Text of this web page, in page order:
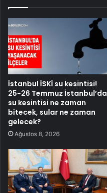
İstanbul İSKİ su kesintisi!
25-26 Temmuz İstanbul’da
su kesintisi ne zaman
bitecek, sular ne zaman
gelecek?
Ağustos 8, 2026